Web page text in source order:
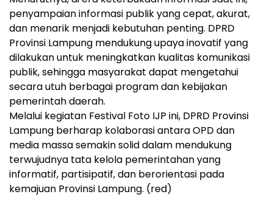
penyampaian informasi publik yang cepat, akurat,
dan menarik menjadi kebutuhan penting. DPRD
Provinsi Lampung mendukung upaya inovatif yang
dilakukan untuk meningkatkan kualitas komunikasi
publik, sehingga masyarakat dapat mengetahui
secara utuh berbagai program dan kebijakan
pemerintah daerah.
Melalui kegiatan Festival Foto IJP ini, DPRD Provinsi
Lampung berharap kolaborasi antara OPD dan
media massa semakin solid dalam mendukung
terwujudnya tata kelola pemerintahan yang
informatif, partisipatif, dan berorientasi pada
kemajuan Provinsi Lampung. (red)